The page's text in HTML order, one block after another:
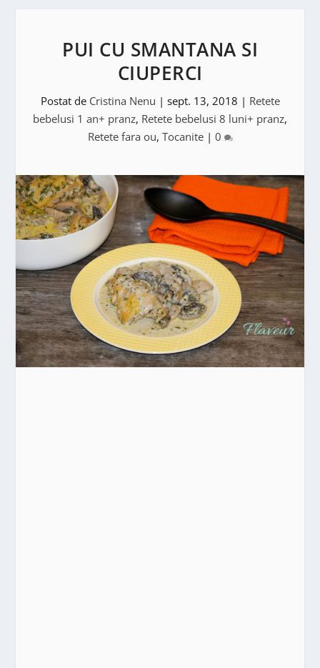
PUI CU SMANTANA SI
CIUPERCI
Postat de Cristina Nenu | sept. 13, 2018 | Retete
bebelusi 1 an+ pranz, Retete bebelusi 8 luni+ pranz,
Retete fara ou, Tocanite| 0